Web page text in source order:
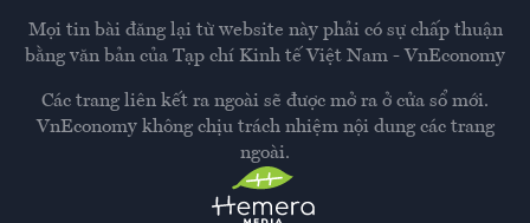
Mọi tin bài đăng lại từ website này phải có sự chấp thuận
bằng văn bản của Tạp chí Kinh tế Việt Nam - VnEconomy
Các trang liên kết ra ngoài sẽ được mở ra ở cửa sổ mới.
VnEconomy không chịu trách nhiệm nội dung các trang
ngoài.